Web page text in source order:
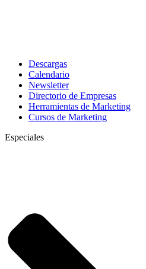
Descargas
Calendario
Newsletter
Directorio de Empresas
Herramientas de Marketing
Cursos de Marketing
Especiales